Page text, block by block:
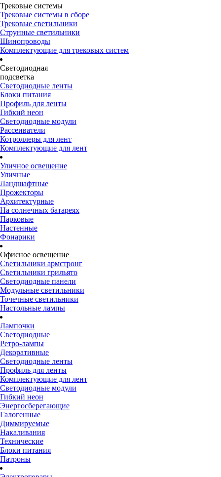
Трековые системы
Трековые системы в сборе
Трековые светильники
Струнные светильники
Шинопроводы
Комплектующие для трековых систем
Светодиодная
подсветка
Светодиодные ленты
Блоки питания
Профиль для ленты
Гибкий неон
Светодиодные модули
Рассеиватели
Котроллеры для лент
Комплектующие для лент
Уличное освещение
Уличные
Ландшафтные
Прожекторы
Архитектурные
На солнечных батареях
Парковые
Настенные
Фонарики
Офисное освещение
Светильники армстронг
Светильники грильято
Светодиодные панели
Модульные светильники
Точечные светильники
Настольные лампы
Лампочки
Светодиодные
Ретро-лампы
Декоративные
Светодиодные ленты
Профиль для ленты
Комплектующие для лент
Светодиодные модули
Гибкий неон
Энергосберегающие
Галогенные
Диммируемые
Накаливания
Технические
Блоки питания
Патроны